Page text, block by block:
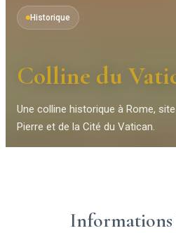
Historique
Colline du
Une colline historique à Rome,
Pierre et de la Cité du Vatican.
Informations